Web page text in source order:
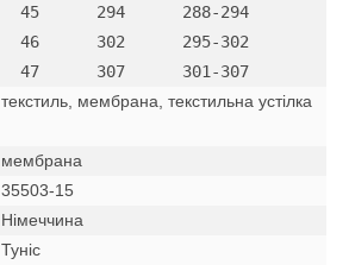
  45      294      288-294
  46      302      295-302
текстиль, мембрана, текстильна устілка
мембрана
35503-15
Німеччина
Туніс